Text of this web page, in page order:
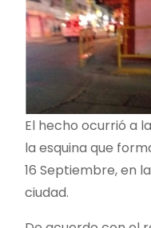
El hecho ocurrió a
la esquina que
16 Septiembre, en
ciudad.